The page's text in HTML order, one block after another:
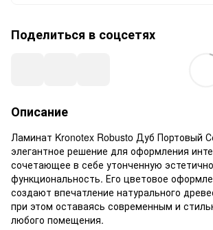
Поделиться в соцсетях
Описание
Ламинат Kronotex Robusto Дуб Портовый
элегантное решение для оформления
сочетающее в себе утонченную
функциональность. Его цветовое
создают впечатление натурального
при этом оставаясь современным и
любого помещения.